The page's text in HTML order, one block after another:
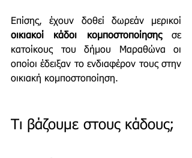
οικιακοί κάδοι κομποστοποίησης σε
κατοίκους του δήμου Μαραθώνα οι
οποίοι έδειξαν το ενδιαφέρον τους στην
οικιακή κομποστοποίηση.
Τι βάζουμε στους κάδους;